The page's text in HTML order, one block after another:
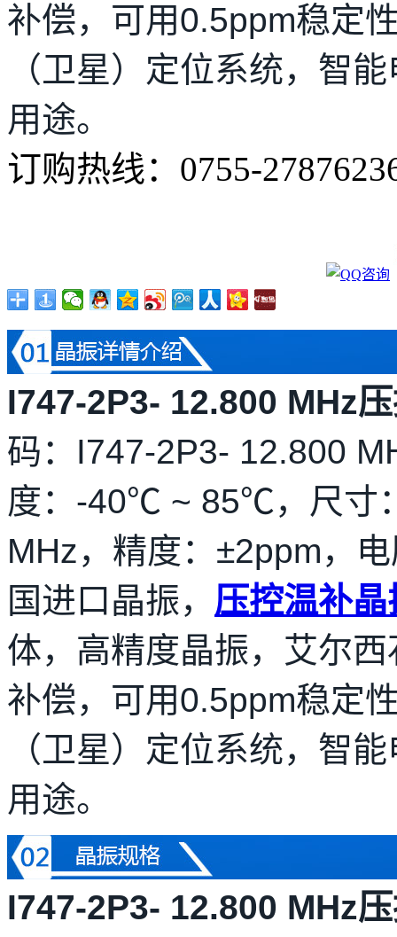
补偿，可用0.5ppm稳定
（卫星）定位系统，智
用途。
订购热线： 0755-
I747-2P3- 12.800 MHz
码：I747-2P3- 12.800
度：-40℃ ~ 85℃，尺寸
MHz，精度：±2ppm，
国进口晶振， 压控温补晶
体，高精度晶振，艾尔
补偿，可用0.5ppm稳定
（卫星）定位系统，智
用途。
I747-2P3- 12.800 MHz